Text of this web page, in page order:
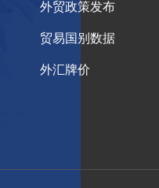
外贸政策发布
贸易国别数据
外汇牌价